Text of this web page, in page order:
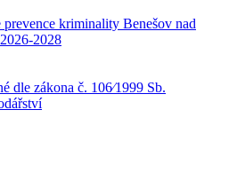
prevence kriminality Benešov nad
2028
dle zákona č. 106⁄1999 Sb.